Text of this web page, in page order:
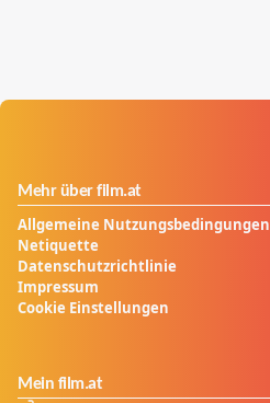
Mehr über film.at
Allgemeine Nutzungsbedingungen
Netiquette
Datenschutzrichtlinie
Impressum
Cookie Einstellungen
Mein film.at